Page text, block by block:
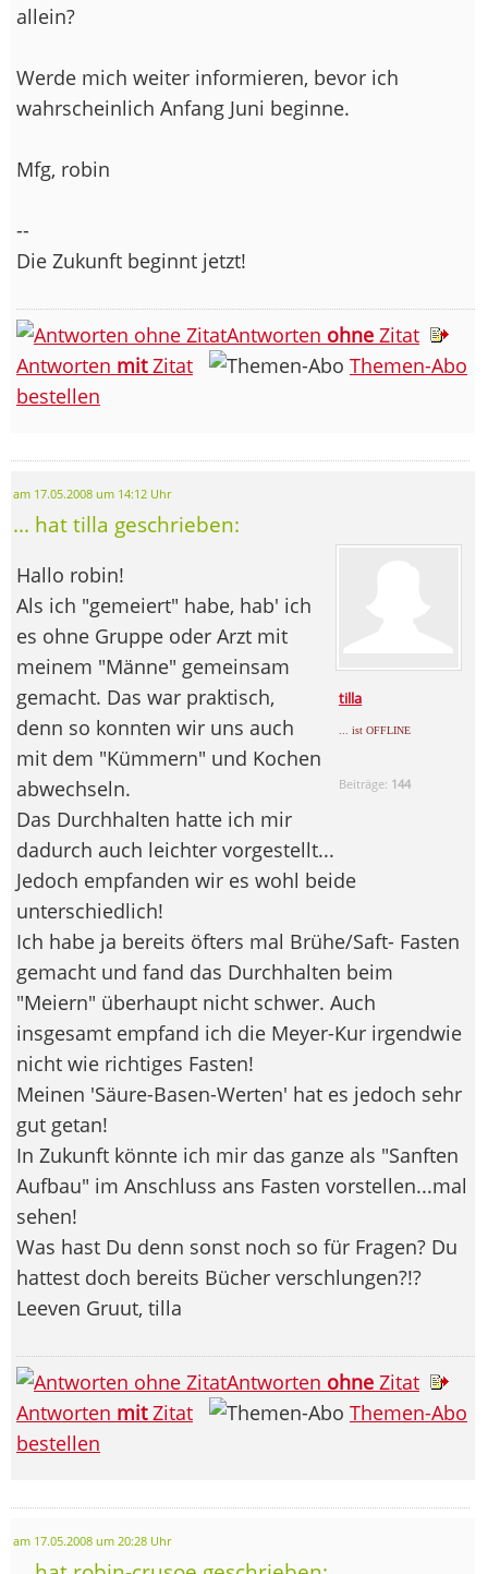
allein?
Werde mich weiter informieren, bevor ich
wahrscheinlich Anfang Juni beginne.
Mfg, robin
--
Die Zukunft beginnt jetzt!
Antworten ohne Zitat
Antworten mitZitat
Themen-Abo
bestellen
am 17.05.2008 um 14:12 Uhr
... hat tilla geschrieben:
tilla
... ist OFFLINE
Beiträge: 144
Hallo robin!
Als ich "gemeiert" habe, hab' ich
es ohne Gruppe oder Arzt mit
meinem "Männe" gemeinsam
gemacht. Das war praktisch,
denn so konnten wir uns auch
mit dem "Kümmern" und Kochen
abwechseln.
Das Durchhalten hatte ich mir
dadurch auch leichter vorgestellt...
Jedoch empfanden wir es wohl beide
unterschiedlich!
Ich habe ja bereits öfters mal Brühe/Saft- Fasten
gemacht und fand das Durchhalten beim
"Meiern" überhaupt nicht schwer. Auch
insgesamt empfand ich die Meyer-Kur irgendwie
nicht wie richtiges Fasten!
Meinen 'Säure-Basen-Werten' hat es jedoch sehr
gut getan!
In Zukunft könnte ich mir das ganze als "Sanften
Aufbau" im Anschluss ans Fasten vorstellen...mal
sehen!
Was hast Du denn sonst noch so für Fragen? Du
hattest doch bereits Bücher verschlungen?!?
Leeven Gruut, tilla
Antworten ohne Zitat
Antworten mitZitat
Themen-Abo
bestellen
am 17.05.2008 um 20:28 Uhr